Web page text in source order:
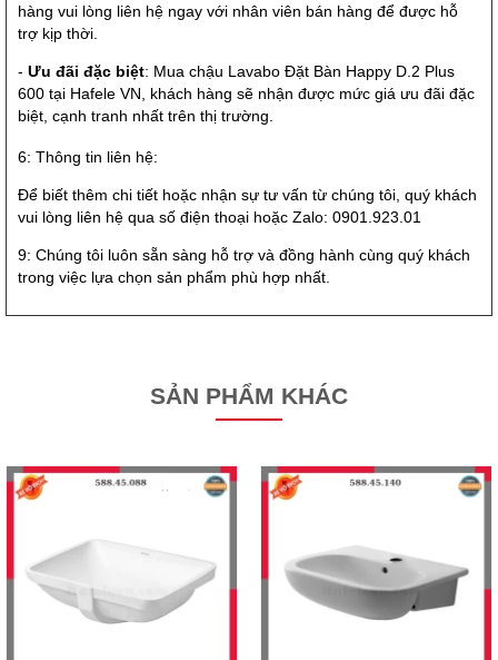
hàng vui lòng liên hệ ngay với nhân viên bán hàng để được hỗ
trợ kịp thời.
- Ưu đãi đặc biệt: Mua chậu Lavabo Đặt Bàn Happy D.2 Plus
600 tại Hafele VN, khách hàng sẽ nhận được mức giá ưu đãi đặc
biệt, cạnh tranh nhất trên thị trường.
6: Thông tin liên hệ:
Để biết thêm chi tiết hoặc nhận sự tư vấn từ chúng tôi, quý khách
vui lòng liên hệ qua số điện thoại hoặc Zalo: 0901.923.01
9: Chúng tôi luôn sẵn sàng hỗ trợ và đồng hành cùng quý khách
trong việc lựa chọn sản phẩm phù hợp nhất.
SẢN PHẨM KHÁC